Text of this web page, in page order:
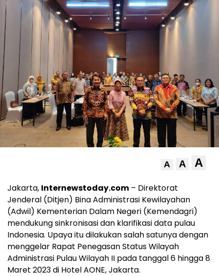
A A A
Jakarta, Internewstoday.com – Direktorat
Jenderal (Ditjen) Bina Administrasi Kewilayahan
(Adwil) Kementerian Dalam Negeri (Kemendagri)
mendukung sinkronisasi dan klarifikasi data pulau
Indonesia. Upaya itu dilakukan salah satunya dengan
menggelar Rapat Penegasan Status Wilayah
Administrasi Pulau Wilayah II pada tanggal 6 hingga 8
Maret 2023 di Hotel AONE, Jakarta.